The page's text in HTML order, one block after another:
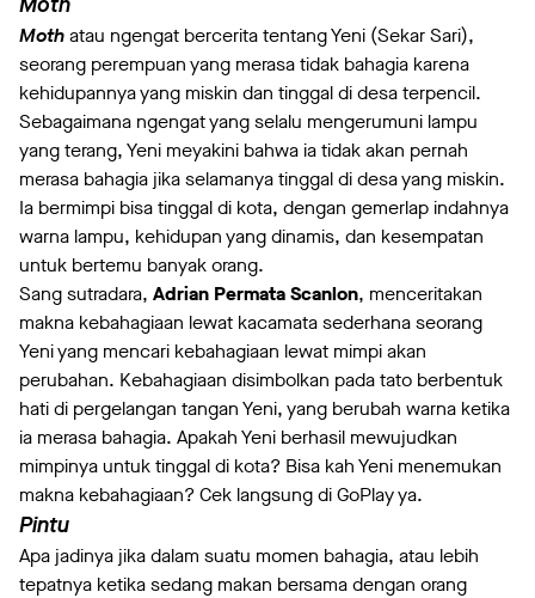
Mothatau ngengat bercerita tentang Yeni (Sekar Sari),
seorang perempuan yang merasa tidak bahagia karena
kehidupannya yang miskin dan tinggal di desa terpencil.
Sebagaimana ngengat yang selalu mengerumuni lampu
yang terang, Yeni meyakini bahwa ia tidak akan pernah
merasa bahagia jika selamanya tinggal di desa yang miskin.
Ia bermimpi bisa tinggal di kota, dengan gemerlap indahnya
warna lampu, kehidupan yang dinamis, dan kesempatan
untuk bertemu banyak orang.
Sang sutradara, Adrian Permata Scanlon, menceritakan
makna kebahagiaan lewat kacamata sederhana seorang
Yeni yang mencari kebahagiaan lewat mimpi akan
perubahan. Kebahagiaan disimbolkan pada tato berbentuk
hati di pergelangan tangan Yeni, yang berubah warna ketika
ia merasa bahagia. Apakah Yeni berhasil mewujudkan
mimpinya untuk tinggal di kota? Bisa kah Yeni menemukan
makna kebahagiaan? Cek langsung di GoPlay ya.
Pintu
Apa jadinya jika dalam suatu momen bahagia, atau lebih
tepatnya ketika sedang makan bersama dengan orang